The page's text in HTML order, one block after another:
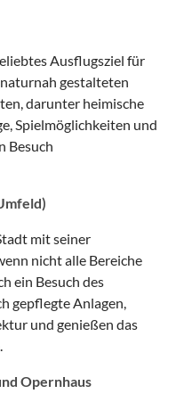
Ausflugsziel für
gestalteten
darunter heimische
Spielmöglichkeiten und
Besuch
mit seiner
nicht alle Bereiche
ein Besuch des
gepflegte Anlagen,
und genießen das
Opernhaus